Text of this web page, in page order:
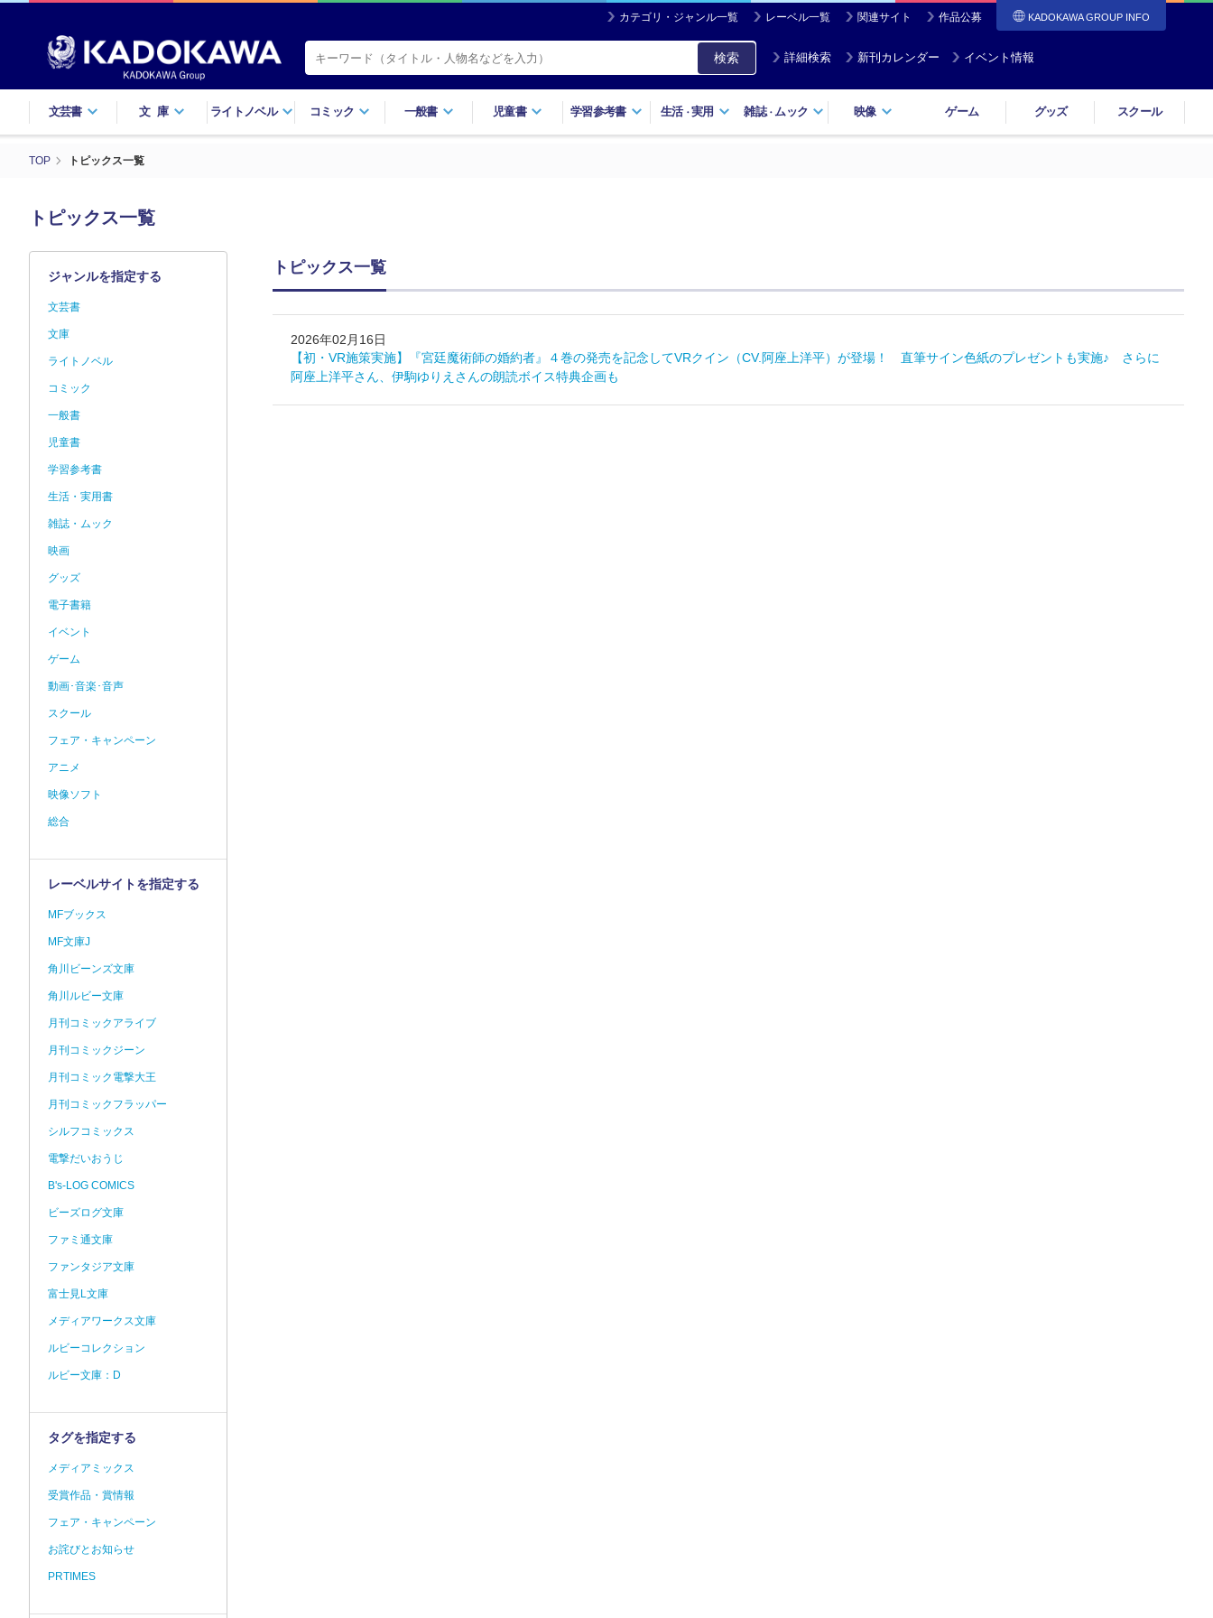
カテゴリ・ジャンル一覧 レーベル一覧 関連サイト 作品公募 KADOKAWA GROUP INFO
検索 詳細検索 新刊カレンダー イベント情報
文芸書 文庫 ライトノベル コミック 一般書 児童書 学習参考書 生活・実用 雑誌・ ムック 映像 ゲーム グッズ スクール
TOP トピックス一覧
トピックス一覧
トピックス一覧
2026年02月16日
【初・VR施策実施】『宮廷魔術師の婚約者』４巻の発売を記念してVRクイン（CV.阿座上洋平）が登場！ 直筆サイン色紙のプレゼントも実施♪ さらに
阿座上洋平さん、伊駒ゆりえさんの朗読ボイス特典企画も
ジャンルを指定する
文芸書
文庫
ライトノベル
コミック
一般書
児童書
学習参考書
生活・実用書
雑誌・ムック
映画
グッズ
電子書籍
イベント
ゲーム
動画･音楽･音声
スクール
フェア・キャンペーン
アニメ
映像ソフト
総合
レーベルサイトを指定する
MFブックス
MF文庫J
角川ビーンズ文庫
角川ルビー文庫
月刊コミックアライブ
月刊コミックジーン
月刊コミック電撃大王
月刊コミックフラッパー
シルフコミックス
電撃だいおうじ
B's-LOG COMICS
ビーズログ文庫
ファミ通文庫
ファンタジア文庫
富士見L文庫
メディアワークス文庫
ルビーコレクション
ルビー文庫：D
タグを指定する
メディアミックス
受賞作品・賞情報
フェア・キャンペーン
お詫びとお知らせ
PRTIMES